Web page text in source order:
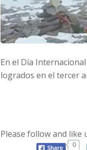
En el Día
logrados en el tercer
Please follow and like
0